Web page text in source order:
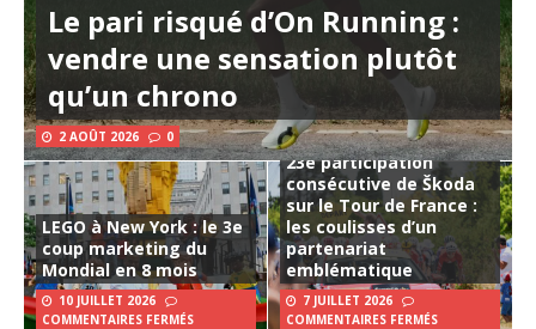
Le pari risqué d’On Running :
vendre une sensation plutôt
qu’un chrono
2 AOÛT 2026 0
LEGO à New York : le 3e
coup marketing du
Mondial en 8 mois
10 JUILLET 2026
COMMENTAIRES FERMÉS
23e participation
consécutive de Škoda
sur le Tour de France :
les coulisses d’un
partenariat
emblématique
7 JUILLET 2026
COMMENTAIRES FERMÉS